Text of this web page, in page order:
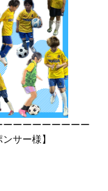
ーーーーーーーー
サー様】